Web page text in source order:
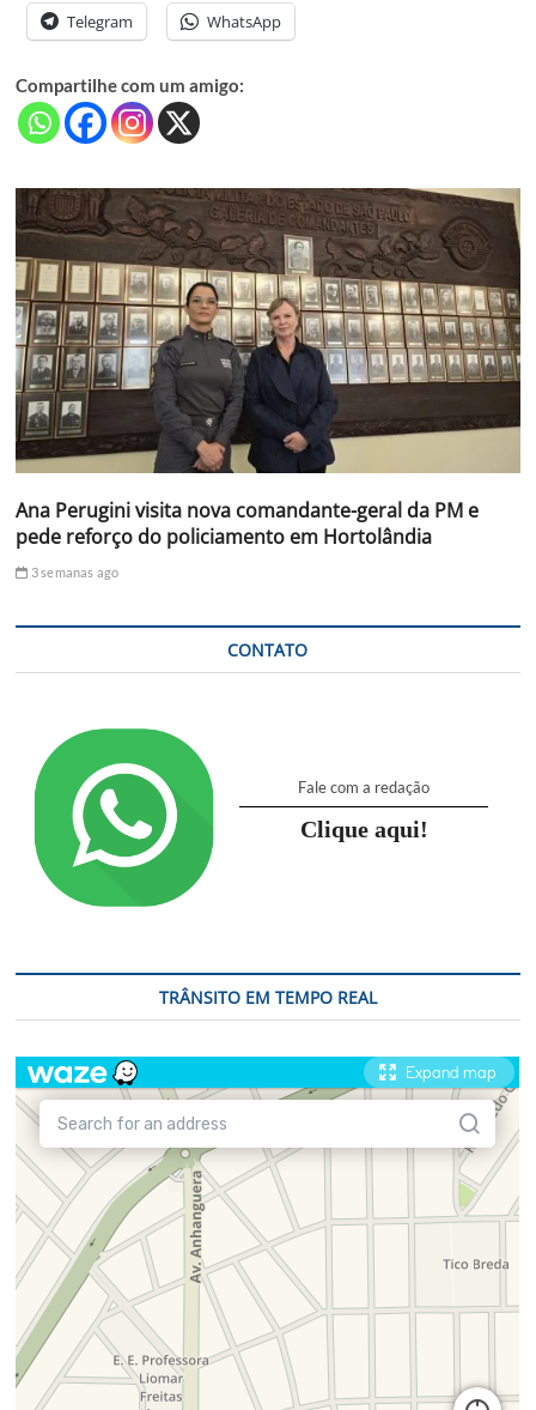
Telegram WhatsApp
Compartilhe com um amigo:
Ana Perugini visita nova comandante-geral da PM e
pede reforço do policiamento em Hortolândia
3 semanas ago
CONTATO
Fale com a redação
Clique aqui!
TRÂNSITO EM TEMPO REAL